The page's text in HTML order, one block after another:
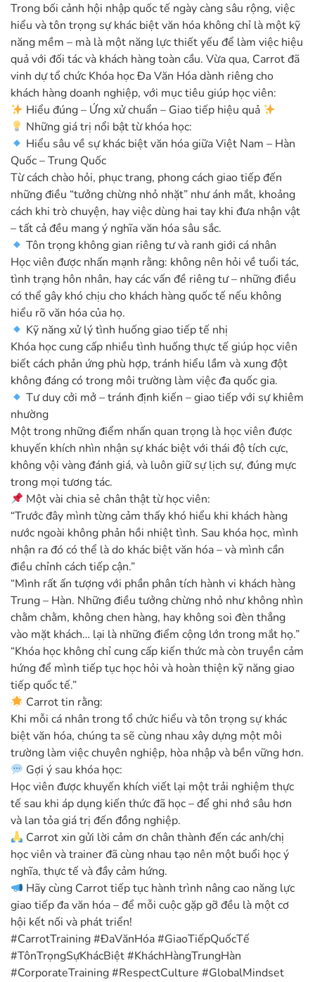
Trong bối cảnh hội nhập quốc tế ngày càng sâu rộng, việc
hiểu và tôn trọng sự khác biệt văn hóa không chỉ là một kỹ
năng mềm – mà là một năng lực thiết yếu để làm việc hiệu
quả với đối tác và khách hàng toàn cầu. Vừa qua, Carrot đã
vinh dự tổ chức Khóa học Đa Văn Hóa dành riêng cho
khách hàng doanh nghiệp, với mục tiêu giúp học viên:
Hiểu đúng – Ứng xử chuẩn – Giao tiếp hiệu quả
Những giá trị nổi bật từ khóa học:
Hiểu sâu về sự khác biệt văn hóa giữa Việt Nam – Hàn
Quốc – Trung Quốc
Từ cách chào hỏi, phục trang, phong cách giao tiếp đến
những điều “tưởng chừng nhỏ nhặt” như ánh mắt, khoảng
cách khi trò chuyện, hay việc dùng hai tay khi đưa nhận vật
– tất cả đều mang ý nghĩa văn hóa sâu sắc.
Tôn trọng không gian riêng tư và ranh giới cá nhân
Học viên được nhấn mạnh rằng: không nên hỏi về tuổi tác,
tình trạng hôn nhân, hay các vấn đề riêng tư – những điều
có thể gây khó chịu cho khách hàng quốc tế nếu không
hiểu rõ văn hóa của họ.
Kỹ năng xử lý tình huống giao tiếp tế nhị
Khóa học cung cấp nhiều tình huống thực tế giúp học viên
biết cách phản ứng phù hợp, tránh hiểu lầm và xung đột
không đáng có trong môi trường làm việc đa quốc gia.
Tư duy cởi mở – tránh định kiến – giao tiếp với sự khiêm
nhường
Một trong những điểm nhấn quan trọng là học viên được
khuyến khích nhìn nhận sự khác biệt với thái độ tích cực,
không vội vàng đánh giá, và luôn giữ sự lịch sự, đúng mực
trong mọi tương tác.
Một vài chia sẻ chân thật từ học viên:
“Trước đây mình từng cảm thấy khó hiểu khi khách hàng
nước ngoài không phản hồi nhiệt tình. Sau khóa học, mình
nhận ra đó có thể là do khác biệt văn hóa – và mình cần
điều chỉnh cách tiếp cận.”
“Mình rất ấn tượng với phần phân tích hành vi khách hàng
Trung – Hàn. Những điều tưởng chừng nhỏ như không nhìn
chằm chằm, không chen hàng, hay không soi đèn thẳng
vào mặt khách… lại là những điểm cộng lớn trong mắt họ.”
“Khóa học không chỉ cung cấp kiến thức mà còn truyền cảm
hứng để mình tiếp tục học hỏi và hoàn thiện kỹ năng giao
tiếp quốc tế.”
Carrot tin rằng:
Khi mỗi cá nhân trong tổ chức hiểu và tôn trọng sự khác
biệt văn hóa, chúng ta sẽ cùng nhau xây dựng một môi
trường làm việc chuyên nghiệp, hòa nhập và bền vững hơn.
Gợi ý sau khóa học:
Học viên được khuyến khích viết lại một trải nghiệm thực
tế sau khi áp dụng kiến thức đã học – để ghi nhớ sâu hơn
và lan tỏa giá trị đến đồng nghiệp.
Carrot xin gửi lời cảm ơn chân thành đến các anh/chị
học viên và trainer đã cùng nhau tạo nên một buổi học ý
nghĩa, thực tế và đầy cảm hứng.
Hãy cùng Carrot tiếp tục hành trình nâng cao năng lực
giao tiếp đa văn hóa – để mỗi cuộc gặp gỡ đều là một cơ
hội kết nối và phát triển!
#CarrotTraining #ĐaVănHóa #GiaoTiếpQuốcTế
#TônTrọngSựKhácBiệt #KháchHàngTrungHàn
#CorporateTraining #RespectCulture #GlobalMindset